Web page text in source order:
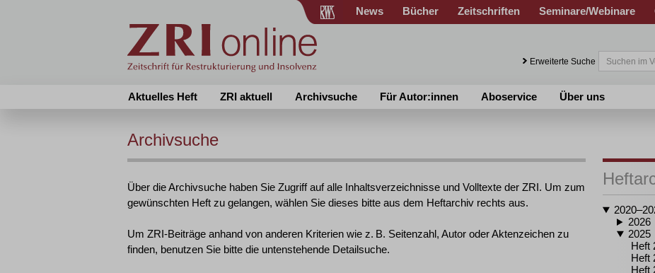
News Bücher Zeitschriften Seminare/Webinare
Erweiterte Suche
Aktuelles Heft ZRI aktuell Archivsuche Für Autor:innen Aboservice Über uns
Archivsuche
Über die Archivsuche haben Sie Zugriff auf alle Inhaltsverzeichnisse und Volltexte der ZRI. Um zum
gewünschten Heft zu gelangen, wählen Sie dieses bitte aus dem Heftarchiv rechts aus.
Um ZRI-Beiträge anhand von anderen Kriterien wie z. B. Seitenzahl, Autor oder Aktenzeichen zu
finden, benutzen Sie bitte die untenstehende Detailsuche.
2026
2025
Heft
Heft
Heft